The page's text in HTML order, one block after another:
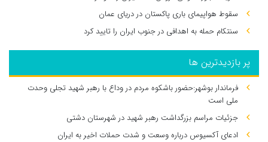
سقوط هواپیمای باری پاکستان در دریای عمان
سنتکام حمله به اهدافی در جنوب ایران را تایید کرد
پر بازدیدترین ها
فرماندار بوشهر:حضور باشکوه مردم در وداع با رهبر شهید تجلی وحدت
ملی است
جزئیات مراسم بزرگداشت رهبر شهید در شهرستان دشتی
ادعای آکسیوس درباره وسعت و شدت حملات اخیر به ایران